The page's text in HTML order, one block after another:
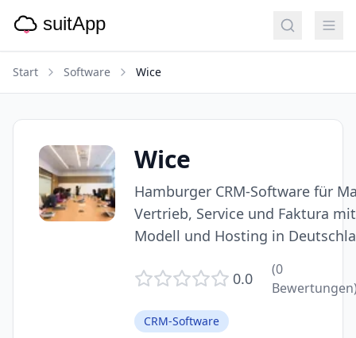
Start Software Wice
Wice
Hamburger CRM-Software für
Vertrieb, Service und Faktura
Modell und Hosting in
0.0 (0
CRM-Software